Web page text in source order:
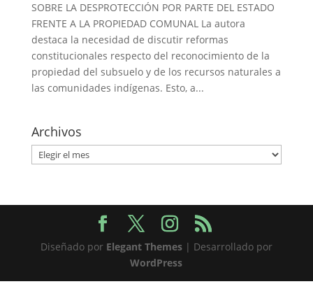
SOBRE LA DESPROTECCIÓN POR PARTE DEL ESTADO
FRENTE A LA PROPIEDAD COMUNAL La autora
destaca la necesidad de discutir reformas
constitucionales respecto del reconocimiento de la
propiedad del subsuelo y de los recursos naturales a
las comunidades indígenas. Esto, a...
Archivos
Archivos
Diseñado por Elegant Themes| Desarrollado por
WordPress